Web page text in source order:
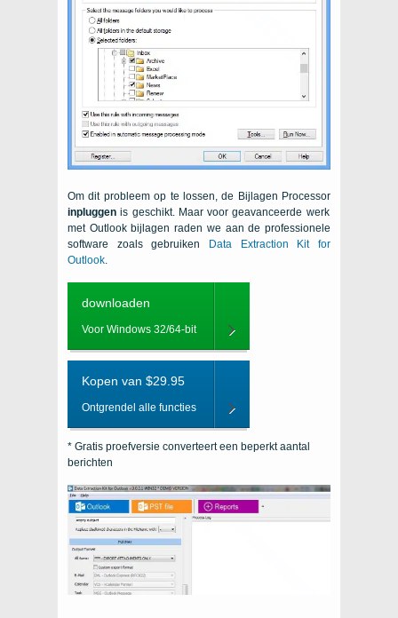
Om dit probleem op te lossen, de Bijlagen Processor
inpluggen is geschikt. Maar voor geavanceerde werk
met Outlook bijlagen raden we aan de professionele
software zoals gebruiken
Data Extraction Kit for
Outlook.
downloaden
Voor Windows 32/64-bit
Kopen van $29.95
Ontgrendel alle functies
* Gratis proefversie converteert een beperkt aantal
berichten